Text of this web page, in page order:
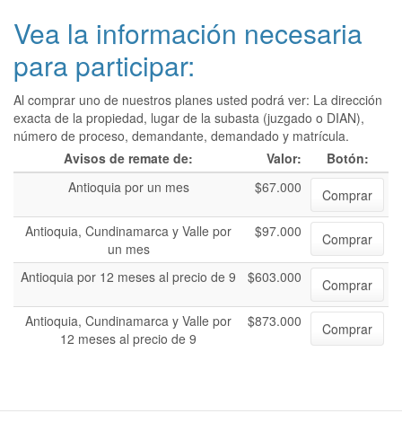
Vea la información necesaria
para participar:
Al comprar uno de nuestros planes usted podrá ver: La dirección
exacta de la propiedad, lugar de la subasta (juzgado o DIAN),
número de proceso, demandante, demandado y matrícula.
Avisos de remate de:
Valor:
Botón:
Antioquia por un mes
$67.000
Comprar
Antioquia, Cundinamarca y Valle por
un mes
$97.000 Comprar
Antioquia por 12 meses al precio de 9 $603.000
Comprar
Antioquia, Cundinamarca y Valle por
12 meses al precio de 9
$873.000 Comprar